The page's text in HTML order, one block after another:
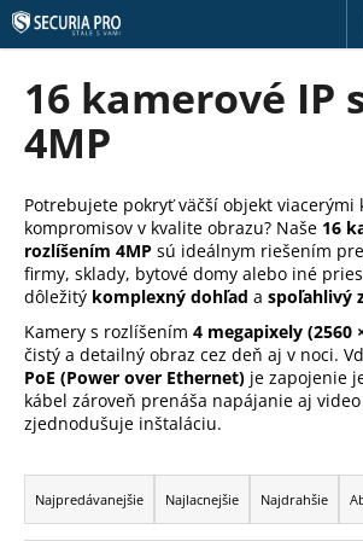
Prejsť
na
obsah
16 kamerové IP
4MP
Potrebujete pokryť väčší objekt viacerými
kompromisov v kvalite obrazu? Naše 16
rozlíšením 4MP sú ideálnym riešením
firmy, sklady, bytové domy alebo iné
dôležitý komplexný dohľad a spoľahlivý
Kamery s rozlíšením 4 megapixely (2560
čistý a detailný obraz cez deň aj v noci.
PoE (Power over Ethernet) je zapojenie
kábel zároveň prenáša napájanie aj
zjednodušuje inštaláciu.
R
aNajpredávanejšie Najlacnejšie Najdrahšie
K
o
Č
o
p
o
t
r
e
b
u
j
e
t
e